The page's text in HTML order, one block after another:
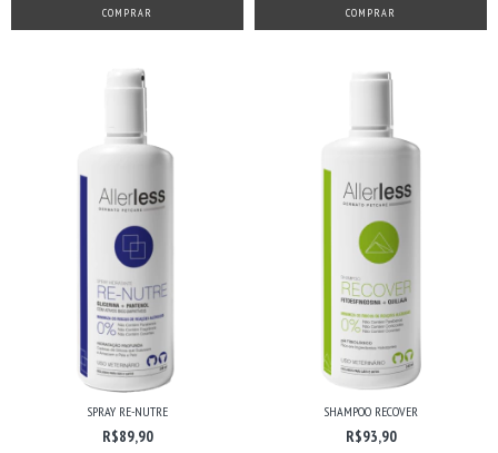
SPRAY RE-NUTRE
R$89,90
SHAMPOO RECOVER
R$93,90